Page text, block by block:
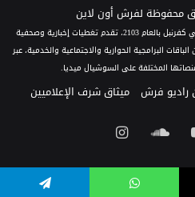
مؤسسة إعلامية سورية مستقلة تأسست في كفرنبل بالعام 2103، تقدم تغطيات إخبارية وصحفية
البرامجية الحوارية والاجتماعية والخدمية، عبر
راديو فرش ميثاق شرف الإعلاميين
يوتيوبساوند
كلاود
انستقرام